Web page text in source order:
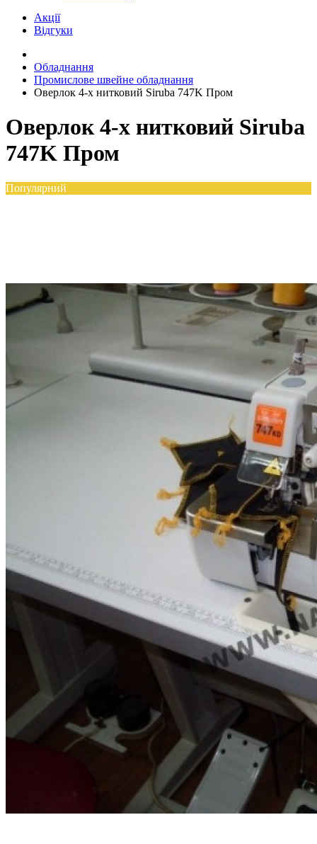
Акції
Відгуки
Обладнання
Промислове швейне обладнання
Оверлок 4-х нитковий Siruba 747K Пром
Оверлок 4-х нитковий Siruba
747K Пром
Популярний